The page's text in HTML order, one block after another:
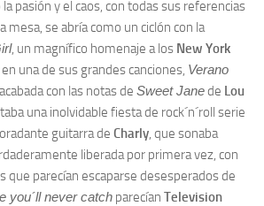
pasión y el caos, con todas sus referencias
mesa, se abría como un ciclón con la
, un magnífico homenaje a los New York
una de sus grandes canciones, Verano
con las notas de Sweet Janede Lou
una inolvidable fiesta de rock´n´roll serie
guitarra de Charly, que sonaba
liberada por primera vez, con
que parecían escaparse desesperados de
you´ll never catch parecían Television